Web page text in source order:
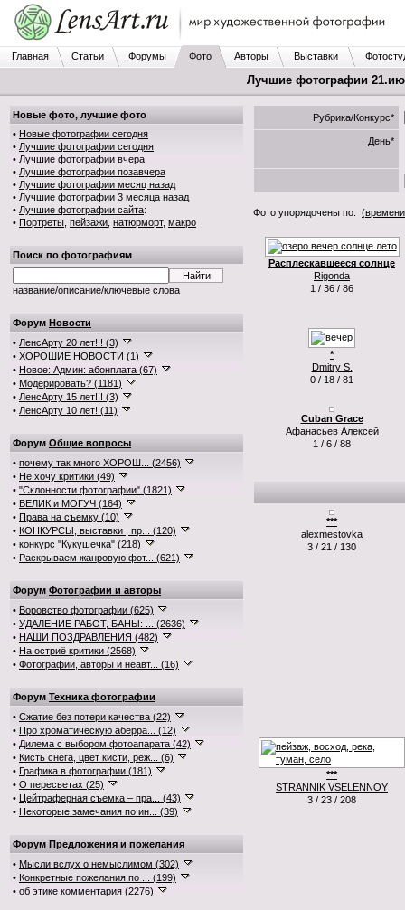
Главная Статьи Форумы Фото Авторы Выставки
Лучшие фотографии
Новые фото, лучшие фото
• Новые фотографии сегодня
• Лучшие фотографии сегодня
• Лучшие фотографии вчера
• Лучшие фотографии позавчера
• Лучшие фотографии месяц назад
• Лучшие фотографии 3 месяца назад
• Лучшие фотографии сайта:
• Портреты пейзажи натюрморт, макро
Поиск по фотографиям
название/описание/ключевые слова
Форум Новости
• ЛенсАрту 20 лет!!! (3)
• ХОРОШИЕ НОВОСТИ (1)
• Новое: Админ: абонплата (67)
• Модерировать? (1181)
• ЛенсАрту 15 лет!!! (3)
• ЛенсАрту 10 лет! (11)
Форум Общие вопросы
• почему так много ХОРОШ... (2456)
• Не хочу критики (49)
• "Склонности фотографии" (1821)
• ВЕЛИК и МОГУЧ (164)
• Права на съемку (10)
• КОНКУРСЫ, выставки , пр... (120)
• конкурс "Кукушечка" (218)
• Раскрываем жанровую фот... (621)
Форум Фотографии и авторы
• Воровство фотографии (625)
• УДАЛЕНИЕ РАБОТ, БАНЫ: ... (2636)
• НАШИ ПОЗДРАВЛЕНИЯ (482)
• На остриё критики (2568)
• Фотографии, авторы и неавт... (16)
Форум Техника фотографии
• Сжатие без потери качества (22)
• Про хроматическую аберра... (12)
• Дилема с выбором фотоапарата (42)
• Кисть снега, цвет кисти, реж... (6)
• Графика в фотографии (181)
• О пересветах (25)
• Цейтраферная съемка – пра... (43)
• Некоторые замечания по ин... (39)
Форум Предложения и пожелания
• Мысли вслух о немыслимом (302)
• Конкретные пожелания по ... (199)
• об этике комментария (2276)
Рубрика/Конкурс*
День*
Фото упорядочены по: (времени
Расплескавшееся солнце
Rigonda
1 / 36 / 86
*
Dmitry S.
0 / 18 / 81
Сuban Grace
Афанасьев Алексей
1 / 6 / 88
***
alexmestovka
3 / 21 / 130
***
STRANNIK VSELENNOY
3 / 23 / 208